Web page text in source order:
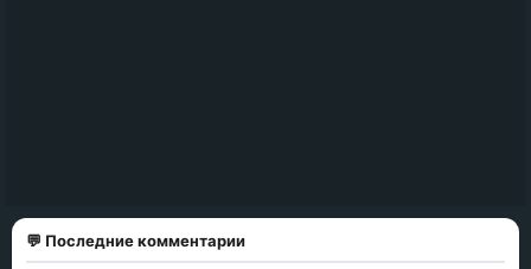
💬 Последние комментарии